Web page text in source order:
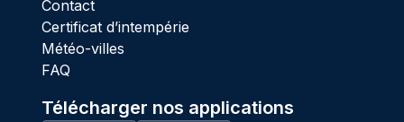
Contact
Certificat d’intempérie
Météo-villes
FAQ
Télécharger nos applications